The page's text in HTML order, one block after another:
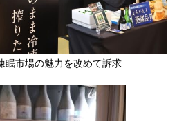
眠市場の魅力を改めて訴求